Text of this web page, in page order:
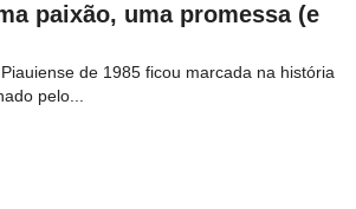
paixão, uma promessa (e
de 1985 ficou marcada na história
pelo...